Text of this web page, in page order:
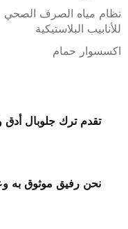
نظام مياه الصرف الصحي
للأنابيب البلاستيكية
اكسسوار حمام
تقدم ترك جلوبال أدق
نحن رفيق موثوق به وعالي